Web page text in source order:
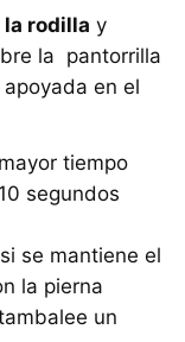
la rodilla y
la pantorrilla
en el
tiempo
segundos
se mantiene el
la pierna
un